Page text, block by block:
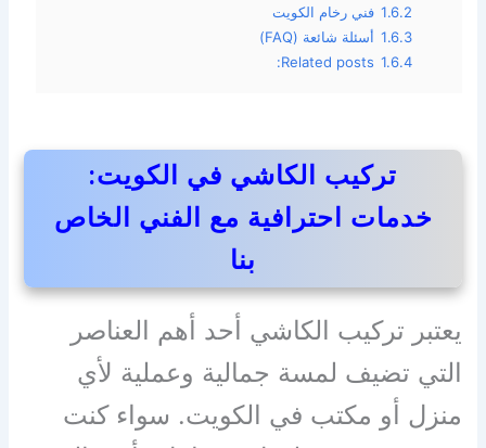
1.6.2 فني رخام الكويت
1.6.3 أسئلة شائعة (FAQ)
1.6.4
Related posts:
تركيب الكاشي في الكويت:
خدمات احترافية مع الفني الخاص
بنا
يعتبر تركيب الكاشي أحد أهم العناصر
التي تضيف لمسة جمالية وعملية لأي
منزل أو مكتب في الكويت. سواء كنت